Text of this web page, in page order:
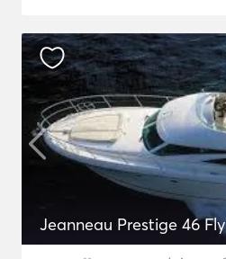
Jeanneau Prestige 46 Fly